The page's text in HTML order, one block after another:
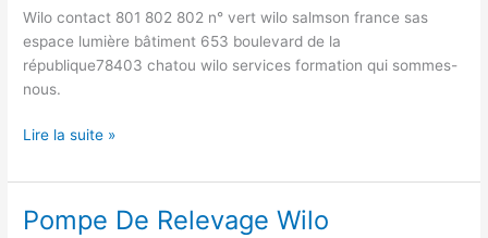
Wilo contact 801 802 802 n° vert wilo salmson france sas
espace lumière bâtiment 653 boulevard de la
république78403 chatou wilo services formation qui sommes-
nous.
Selection
Wilo
Lire la suite »
Pompe De Relevage Wilo